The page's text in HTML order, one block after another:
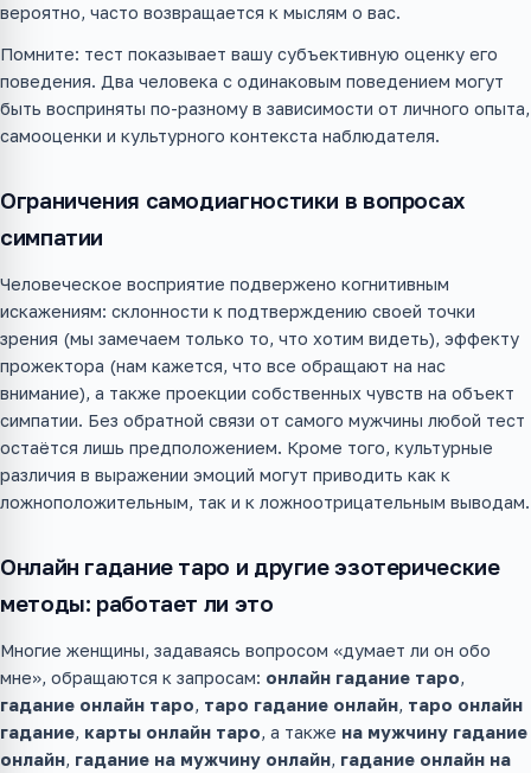
вероятно, часто возвращается к мыслям о вас.
Помните: тест показывает вашу субъективную оценку его
поведения. Два человека с одинаковым поведением могут
быть восприняты по-разному в зависимости от личного опыта,
самооценки и культурного контекста наблюдателя.
Ограничения самодиагностики в вопросах
симпатии
Человеческое восприятие подвержено когнитивным
искажениям: склонности к подтверждению своей точки
зрения (мы замечаем только то, что хотим видеть), эффекту
прожектора (нам кажется, что все обращают на нас
внимание), а также проекции собственных чувств на объект
симпатии. Без обратной связи от самого мужчины любой тест
остаётся лишь предположением. Кроме того, культурные
различия в выражении эмоций могут приводить как к
ложноположительным, так и к ложноотрицательным выводам.
Онлайн гадание таро и другие эзотерические
методы: работает ли это
Многие женщины, задаваясь вопросом «думает ли он обо
мне», обращаются к запросам: онлайн гадание таро,
гадание онлайн таро, таро гадание онлайн, таро онлайн
гадание, карты онлайн таро, а также на мужчину гадание
онлайн, гадание на мужчину онлайн, гадание онлайн на